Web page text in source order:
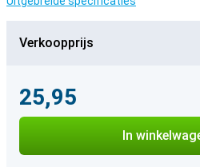
Verkoopprijs
25,95
In